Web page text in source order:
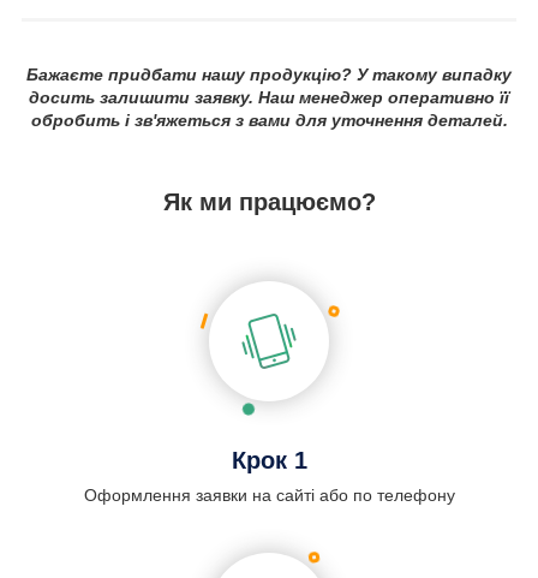
Бажаєте придбати нашу продукцію? У такому випадку
досить залишити заявку. Наш менеджер оперативно її
обробить і зв'яжеться з вами для уточнення деталей.
Як ми працюємо?
Крок 1
Оформлення заявки на сайті або по телефону